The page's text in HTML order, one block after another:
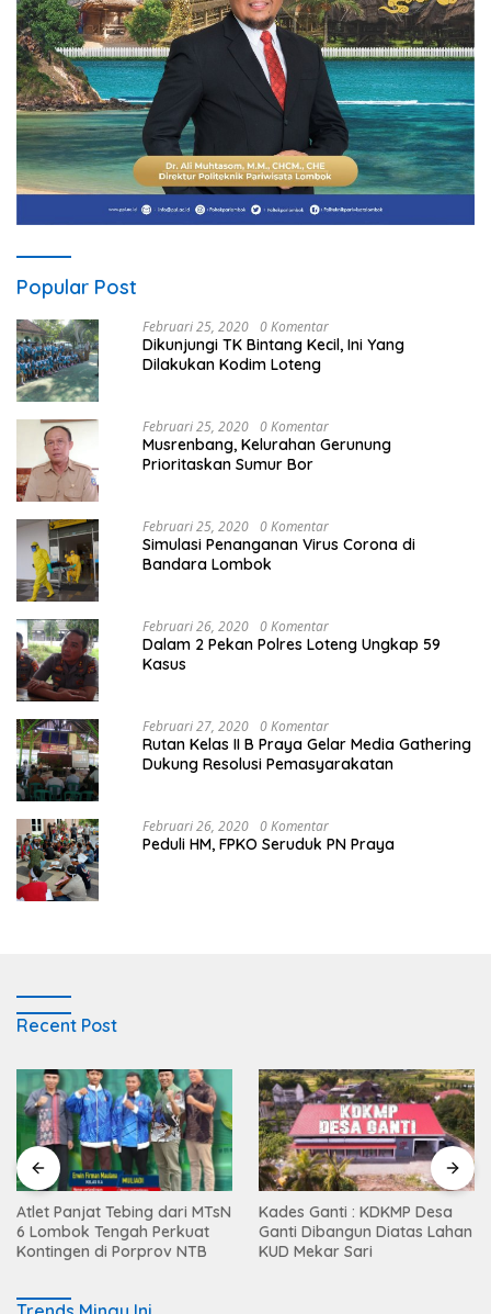
Popular Post
Februari 25, 2020 0 Komentar
Dikunjungi TK Bintang Kecil, Ini Yang
Dilakukan Kodim Loteng
Februari 25, 2020 0 Komentar
Musrenbang, Kelurahan Gerunung
Prioritaskan Sumur Bor
Februari 25, 2020 0 Komentar
Simulasi Penanganan Virus Corona di
Bandara Lombok
Februari 26, 2020 0 Komentar
Dalam 2 Pekan Polres Loteng Ungkap 59
Kasus
Februari 27, 2020 0 Komentar
Rutan Kelas II B Praya Gelar Media Gathering
Dukung Resolusi Pemasyarakatan
Februari 26, 2020 0 Komentar
Peduli HM, FPKO Seruduk PN Praya
Recent Post
Atlet Panjat Tebing dari MTsN
6 Lombok Tengah Perkuat
Kontingen di Porprov NTB
Kades Ganti : KDKMP Desa
Ganti Dibangun Diatas Lahan
KUD Mekar Sari